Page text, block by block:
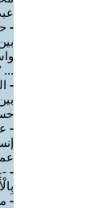
-
...
-
-
-
-
-